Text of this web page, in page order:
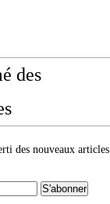
des
des nouveaux articles